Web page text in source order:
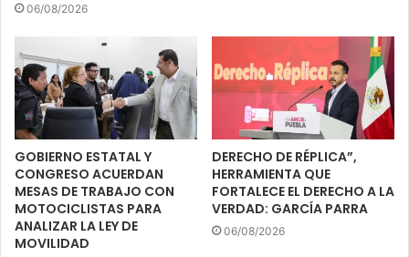
06/08/2026
GOBIERNO ESTATAL Y
CONGRESO ACUERDAN
MESAS DE TRABAJO CON
MOTOCICLISTAS PARA
ANALIZAR LA LEY DE
MOVILIDAD
DERECHO DE RÉPLICA”,
HERRAMIENTA QUE
FORTALECE EL DERECHO A LA
VERDAD: GARCÍA PARRA
06/08/2026